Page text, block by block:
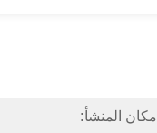
مكان المنشأ: